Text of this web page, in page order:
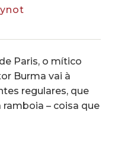
Paris, o mítico
Burma vai à
regulares, que
– coisa que